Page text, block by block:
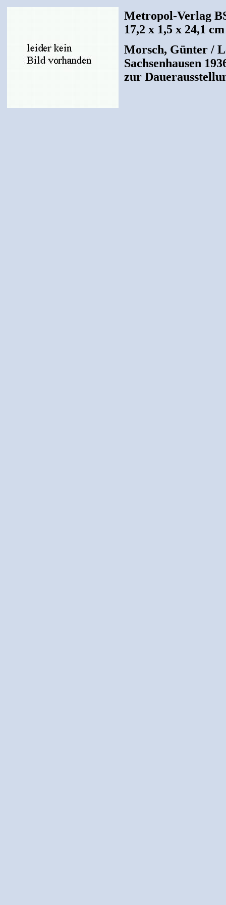
Metropol-Verlag
17,2 x 1,5 x 24,1 cm
Morsch, Günter /
Sachsenhausen
zur